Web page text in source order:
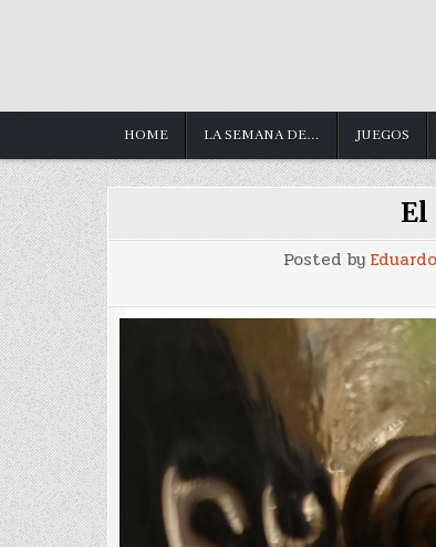
HOME LA SEMANA DE… JUEGOS
El
Posted by